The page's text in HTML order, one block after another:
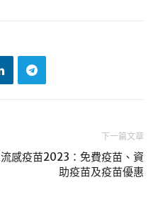
下一篇文章
流感疫苗2023：免費疫苗、資
助疫苗及疫苗優惠